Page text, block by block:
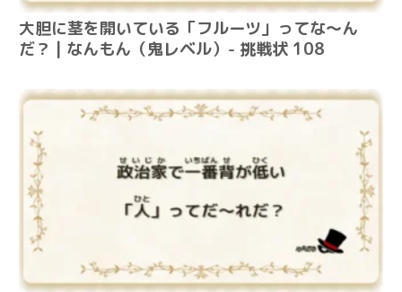
大胆に茎を開いている「フルーツ」ってな～ん
だ？ | なんもん（鬼レベル）- 挑戦状 108